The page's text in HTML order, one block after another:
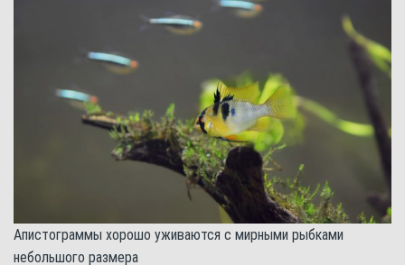
Апистограммы хорошо уживаются с мирными рыбками
небольшого размера